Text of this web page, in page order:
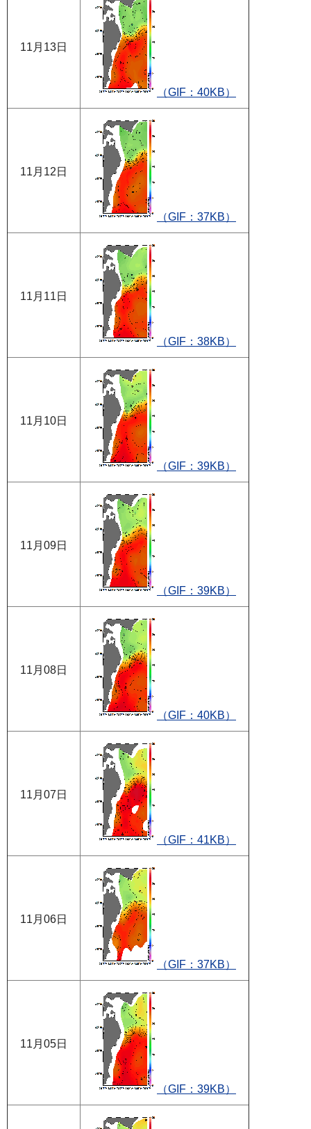
11月13日
（GIF：40KB）
11月12日
（GIF：37KB）
11月11日
（GIF：38KB）
11月10日
（GIF：39KB）
11月09日
（GIF：39KB）
11月08日
（GIF：40KB）
11月07日
（GIF：41KB）
11月06日
（GIF：37KB）
11月05日
（GIF：39KB）